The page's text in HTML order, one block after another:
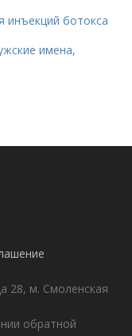
инъекций ботокса
имена,
28, м. Смоленская
обратной